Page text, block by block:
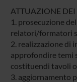
ATTUAZIONE
1. prosecuzione
relatori/formatori
2. realizzazione di
approfondire temi
costituendi tavoli
3. aggiornamento